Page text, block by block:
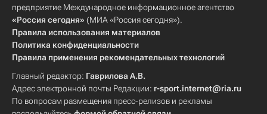
предприятие Международное информационное агентство
«Россия сегодня» (МИА «Россия сегодня»).
Правила использования материалов
Политика конфиденциальности
Правила применения рекомендательных технологий
Главный редактор: Гаврилова А.В.
Адрес электронной почты Редакции: r-sport.internet@ria.ru
По вопросам размещения пресс-релизов и рекламы